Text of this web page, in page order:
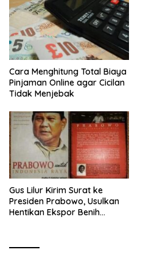
Cara Menghitung Total Biaya
Pinjaman Online agar Cicilan
Tidak Menjebak
Gus Lilur Kirim Surat ke
Presiden Prabowo, Usulkan
Hentikan Ekspor Benih